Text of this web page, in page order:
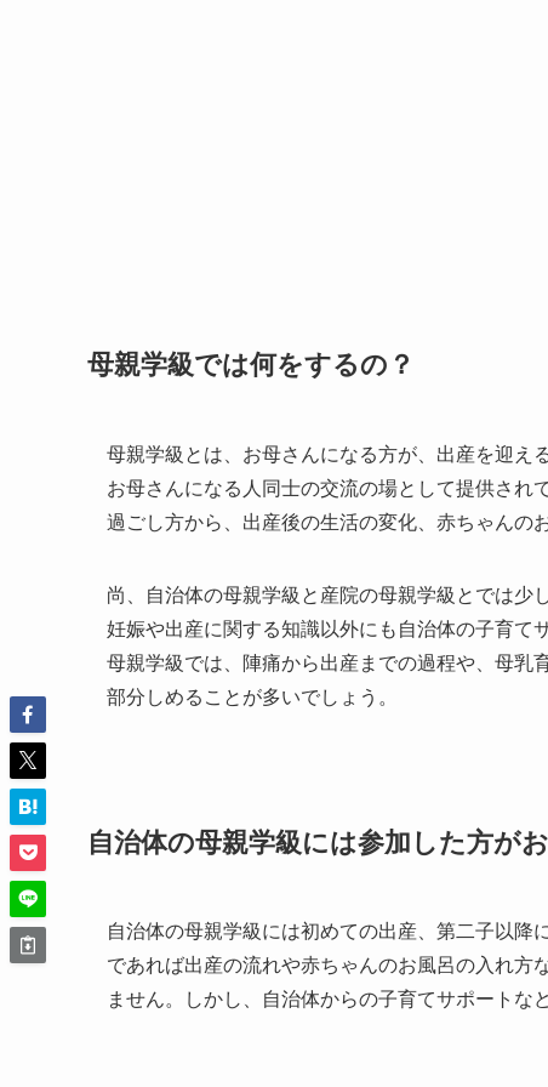
母親学級では何をするの？
母親学級とは、お母さんになる方が、出産を迎え
お母さんになる人同士の交流の場として提供され
過ごし方から、出産後の生活の変化、赤ちゃんの
尚、自治体の母親学級と産院の母親学級とでは少
妊娠や出産に関する知識以外にも自治体の子育て
母親学級では、陣痛から出産までの過程や、母乳
部分しめることが多いでしょう。
自治体の母親学級には参加した方がお
自治体の母親学級には初めての出産、第二子以降
であれば出産の流れや赤ちゃんのお風呂の入れ方
ません。しかし、自治体からの子育てサポートな